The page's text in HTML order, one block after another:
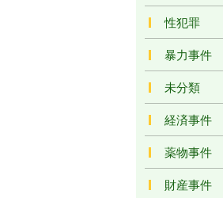
性犯罪
暴力事件
未分類
経済事件
薬物事件
財産事件